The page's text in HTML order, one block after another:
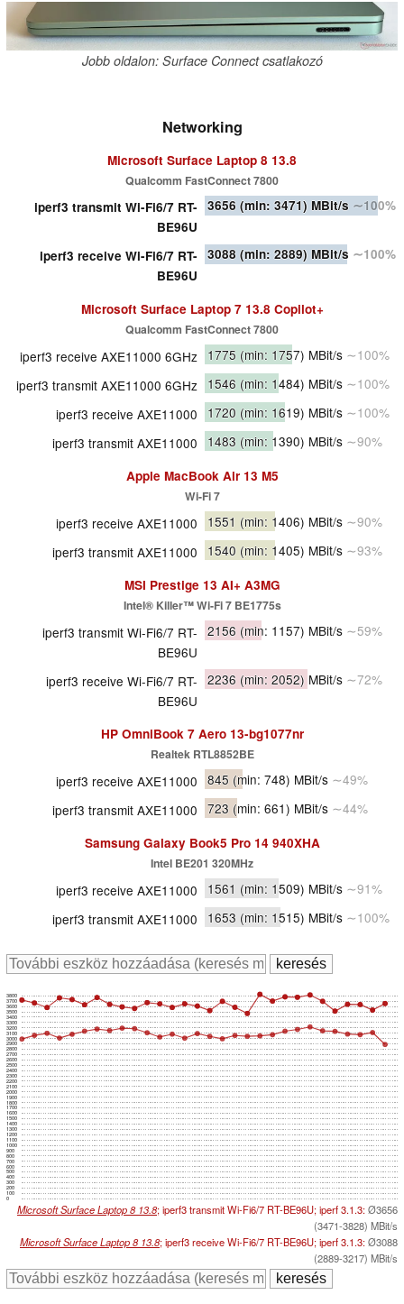
Jobb oldalon: Surface Connect csatlakozó
Networking
Microsoft Surface Laptop 8 13.8
Qualcomm FastConnect 7800
iperf3 transmit Wi-Fi6/7 RT-
BE96U
3656 (min: 3471) MBit/s ∼100%
iperf3 receive Wi-Fi6/7 RT-
BE96U
3088 (min: 2889) MBit/s ∼100%
Microsoft Surface Laptop 7 13.8 Copilot+
Qualcomm FastConnect 7800
iperf3 receive AXE11000 6GHz 1775 (min: 1757) MBit/s ∼100%
iperf3 transmit AXE11000 6GHz 1546 (min: 1484) MBit/s ∼100%
iperf3 receive AXE11000
1720 (min: 1619) MBit/s ∼100%
iperf3 transmit AXE11000
1483 (min: 1390) MBit/s ∼90%
Apple MacBook Air 13 M5
Wi-Fi 7
iperf3 receive AXE11000 1551 (min: 1406) MBit/s ∼90%
iperf3 transmit AXE11000
1540 (min: 1405) MBit/s ∼93%
MSI Prestige 13 AI+ A3MG
Intel® Killer™ Wi-Fi 7 BE1775s
iperf3 transmit Wi-Fi6/7 RT-
BE96U
2156 (min: 1157) MBit/s ∼59%
iperf3 receive Wi-Fi6/7 RT-
BE96U
2236 (min: 2052) MBit/s ∼72%
HP OmniBook 7 Aero 13-bg1077nr
Realtek RTL8852BE
iperf3 receive AXE11000 845 (min: 748) MBit/s ∼49%
iperf3 transmit AXE11000 723 (min: 661) MBit/s ∼44%
Samsung Galaxy Book5 Pro 14 940XHA
Intel BE201 320MHz
iperf3 receive AXE11000 1561 (min: 1509) MBit/s ∼91%
iperf3 transmit AXE11000
1653 (min: 1515) MBit/s ∼100%
0
100
200
300
400
500
600
700
800
900
1000
1100
1200
1300
1400
1500
1600
1700
1800
1900
2000
2100
2200
2300
2400
2500
2600
2700
2800
2900
3000
3100
3200
3300
3400
3500
3600
3700
3800
Microsoft Surface Laptop 8 13.8; iperf3 transmit Wi-Fi6/7 RT-BE96U; iperf 3.1.3:Ø3656
(3471-3828) MBit/s
Microsoft Surface Laptop 8 13.8; iperf3 receive Wi-Fi6/7 RT-BE96U; iperf 3.1.3:Ø3088
(2889-3217) MBit/s